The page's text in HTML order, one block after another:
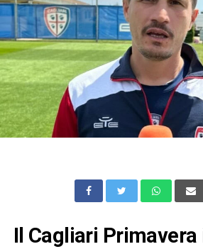
Il Cagliari